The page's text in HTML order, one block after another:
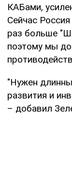
КАБами,
Сейчас
раз больше
поэтому мы
"Нужен
развития и
– добавил